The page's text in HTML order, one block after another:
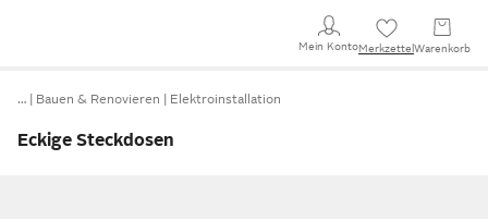
Mein KontoMerkzettel Warenkorb
… Bauen & Renovieren Elektroinstallation
Eckige Steckdosen